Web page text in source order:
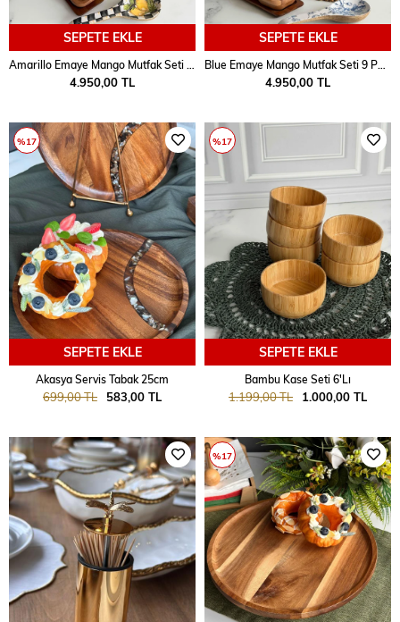
SEPETE EKLE
Amarillo Emaye Mango Mutfak Seti 9 Parça
4.950,00 TL
SEPETE EKLE
Blue Emaye Mango Mutfak Seti 9 Parça
4.950,00 TL
SEPETE EKLE
Akasya Servis Tabak 25cm
583,00 TL
699,00 TL
%17
SEPETE EKLE
Bambu Kase Seti 6'Lı
1.000,00 TL
1.199,00 TL
%17
%17